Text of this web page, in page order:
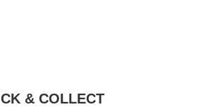
& COLLECT